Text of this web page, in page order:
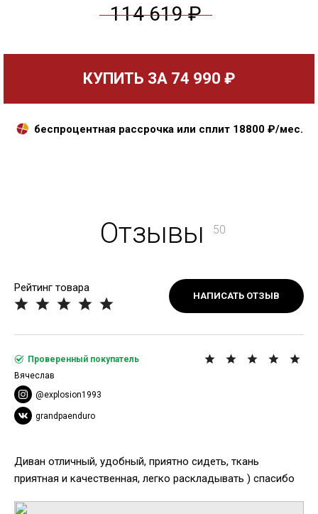
114 619 ₽
КУПИТЬ ЗА 74 990 ₽
беспроцентная рассрочка или сплит 18800₽/мес.
Отзывы 50
Рейтинг товара
НАПИСАТЬ ОТЗЫВ
Диван отличный, удобный, приятно сидеть, ткань
приятная и качественная, легко раскладывать ) спасибо
Проверенный покупатель
Вячеслав
@explosion1993
grandpaenduro